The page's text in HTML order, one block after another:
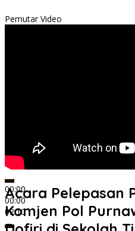
Pemutar Video
00:00
00:00
02:10
Acara Pelepasan
Komjen Pol